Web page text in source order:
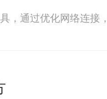
，通过优化网络连